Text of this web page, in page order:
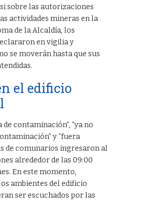
sobre las autorizaciones
actividades mineras en la
de la Alcaldía, los
en vigilia y
se moverán hasta que sus
el edificio
de contaminación”, “ya no
y “fuera
de comunarios ingresaron al
alrededor de las 09:00
En este momento,
ambientes del edificio
ser escuchados por las